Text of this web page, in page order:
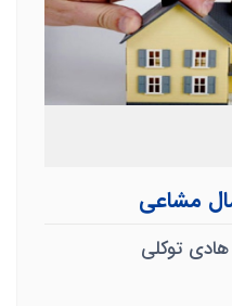
مشاعی
هادی توکلی